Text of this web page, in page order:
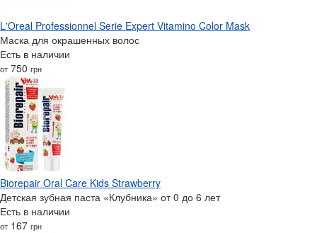
L'Oreal Professionnel Serie Expert Vitamino Color Mask
Маска для окрашенных волос
Есть в наличии
от 750 грн
Biorepair Oral Care Kids Strawberry
Детская зубная паста «Клубника» от 0 до 6 лет
Есть в наличии
от 167 грн